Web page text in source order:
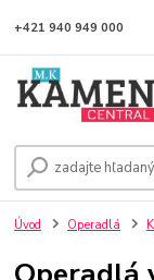
+421 940 949 000
Úvod Operadlá